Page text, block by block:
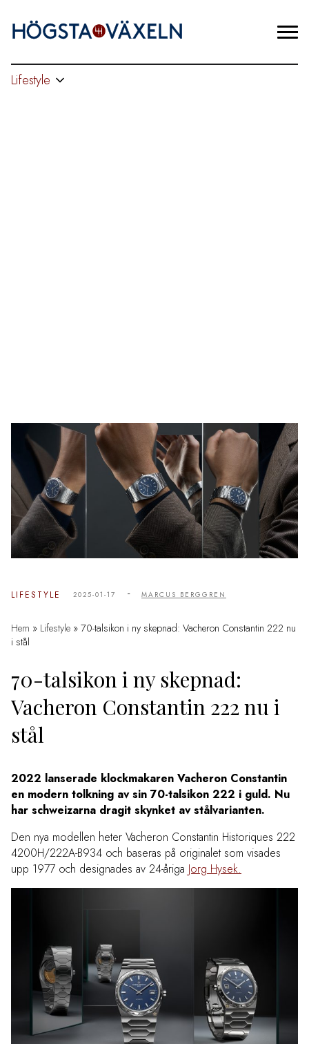
Lifestyle
LIFESTYLE 2025-01-17 - MARCUS BERGGREN
Hem » Lifestyle » 70-talsikon i ny skepnad: Vacheron Constantin 222 nu
i stål
70-talsikon i ny skepnad:
Vacheron Constantin 222 nu i
stål
2022 lanserade klockmakaren Vacheron Constantin
en modern tolkning av sin 70-talsikon 222 i guld. Nu
har schweizarna dragit skynket av stålvarianten.
Den nya modellen heter Vacheron Constantin Historiques 222
4200H/222A-B934 och baseras på originalet som visades
upp 1977 och designades av 24-åriga Jorg Hysek.